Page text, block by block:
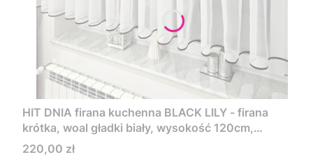
HIT DNIA firana kuchenna BLACK LILY - firana
krótka, woal gładki biały, wysokość 120cm,
wykończona lamówką
Cena
220,00 zł